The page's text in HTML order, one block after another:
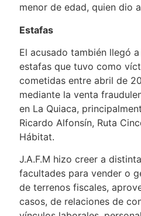
menor de edad, quien dio
Estafas
El acusado también llegó
estafas que tuvo como
cometidas entre abril de
mediante la venta
en La Quiaca,
Ricardo Alfonsín, Ruta
Hábitat.
J.A.F.M hizo creer a
facultades para vender o
de terrenos fiscales,
casos, de relaciones de